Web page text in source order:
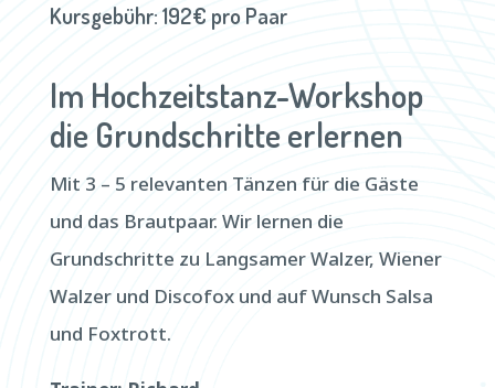
Kursgebühr: 192€ pro Paar
Im Hochzeitstanz-Workshop
die Grundschritte erlernen
Mit 3 – 5 relevanten Tänzen für die Gäste
und das Brautpaar. Wir lernen die
Grundschritte zu Langsamer Walzer, Wiener
Walzer und Discofox und auf Wunsch Salsa
und Foxtrott.